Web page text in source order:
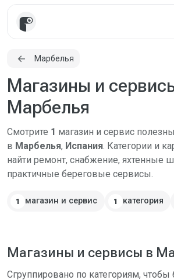
Марбелья
Магазины и
Марбелья
Смотрите 1 магазин и сервис
в Марбелья, Испания. Категории и
найти ремонт, снабжение, яхтенные
практичные береговые сервисы.
1 магазин и сервис 1 категория
Магазины и сервисы в
Сгруппировано по категориям, чтобы